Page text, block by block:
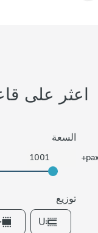
اعثر على
السعة
توزيع
U